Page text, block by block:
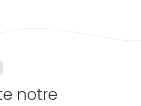
notre